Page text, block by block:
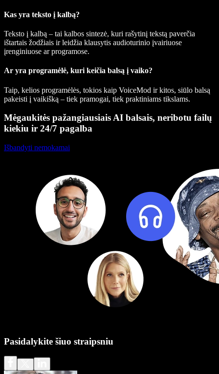
Kas yra teksto į kalbą?
Teksto į kalbą – tai kalbos sintezė, kuri rašytinį tekstą paverčia
ištartais žodžiais ir leidžia klausytis audioturinio įvairiuose
įrenginiuose ar programose.
Ar yra programėlė, kuri keičia balsą į vaiko?
Taip, kelios programėlės, tokios kaip VoiceMod ir kitos, siūlo balsą
pakeisti į vaikišką – tiek pramogai, tiek praktiniams tikslams.
Mėgaukitės pažangiausiais AI balsais, neribotu failų
kiekiu ir 24/7 pagalba
Išbandyti nemokamai
Pasidalykite šiuo straipsniu